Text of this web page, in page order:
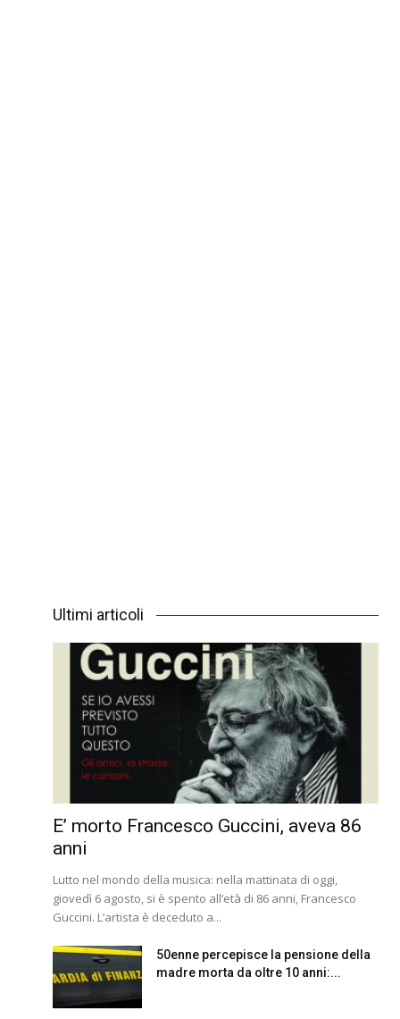
Ultimi articoli
E’ morto Francesco Guccini, aveva 86
anni
Lutto nel mondo della musica: nella mattinata di oggi,
giovedì 6 agosto, si è spento all’età di 86 anni, Francesco
Guccini. L’artista è deceduto a...
50enne percepisce la pensione della
madre morta da oltre 10 anni:...